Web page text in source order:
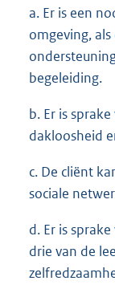
a. Er is een
omgeving,
begeleiding.
b. Er is
dakloosheid
c. De cliënt
sociale
d. Er is
drie van de